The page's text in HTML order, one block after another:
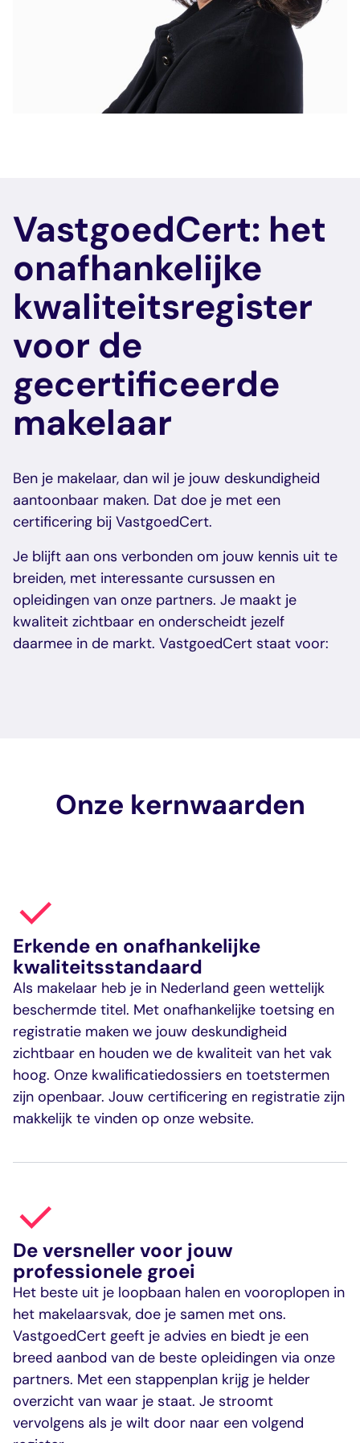
veelgestelde vragen
over certificering
VastgoedCert: het
onafhankelijke
kwaliteitsregister
voor de
gecertificeerde
makelaar
Ben je makelaar, dan wil je jouw deskundigheid
aantoonbaar maken. Dat doe je met een
certificering bij VastgoedCert.
Je blijft aan ons verbonden om jouw kennis uit te
breiden, met interessante cursussen en
opleidingen van onze partners. Je maakt je
kwaliteit zichtbaar en onderscheidt jezelf
daarmee in de markt. VastgoedCert staat voor:
Onze kernwaarden
Erkende en onafhankelijke
kwaliteitsstandaard
Als makelaar heb je in Nederland geen wettelijk
beschermde titel. Met onafhankelijke toetsing en
registratie maken we jouw deskundigheid
zichtbaar en houden we de kwaliteit van het vak
hoog. Onze kwalificatiedossiers en toetstermen
zijn openbaar. Jouw certificering en registratie zijn
makkelijk te vinden op onze website.
De versneller voor jouw
professionele groei
Het beste uit je loopbaan halen en vooroplopen in
het makelaarsvak, doe je samen met ons.
VastgoedCert geeft je advies en biedt je een
breed aanbod van de beste opleidingen via onze
partners. Met een stappenplan krijg je helder
overzicht van waar je staat. Je stroomt
vervolgens als je wilt door naar een volgend